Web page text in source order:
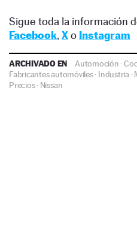
Sigue toda la información
Facebook, Xo Instagram
ARCHIVADO EN Automoción ·
Fabricantes automóviles· Industria·
Precios· Nissan